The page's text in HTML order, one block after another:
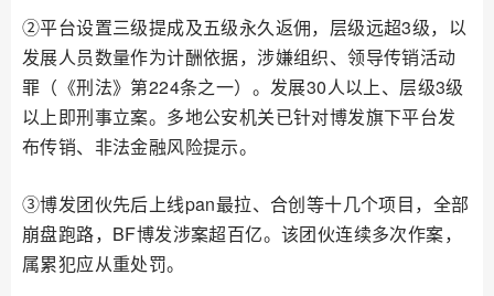
②平台设置三级提成及五级永久返佣，层级远超3级，以
发展人员数量作为计酬依据，涉嫌组织、领导传销活动
罪（《刑法》第224条之一）。发展30人以上、层级3级
以上即刑事立案。多地公安机关已针对博发旗下平台发
布传销、非法金融风险提示。
③博发团伙先后上线pan最拉、合创等十几个项目，全部
崩盘跑路，BF博发涉案超百亿。该团伙连续多次作案，
属累犯应从重处罚。